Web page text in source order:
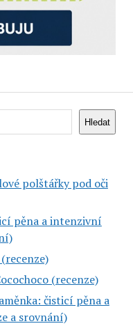
Hledat
polštářky pod oči
pěna a intenzivní
(recenze)
čisticí pěna a
a srovnání)